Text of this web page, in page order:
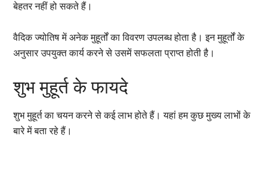
बेहतर नहीं हो सकते हैं।
वैदिक ज्योतिष में अनेक मुहूर्तों का विवरण उपलब्ध होता है। इन मुहूर्तों के
अनुसार उपयुक्त कार्य करने से उसमें सफलता प्राप्त होती है।
शुभ मुहूर्त के फायदे
शुभ मुहूर्त का चयन करने से कई लाभ होते हैं। यहां हम कुछ मुख्य लाभों के
बारे में बता रहे हैं।